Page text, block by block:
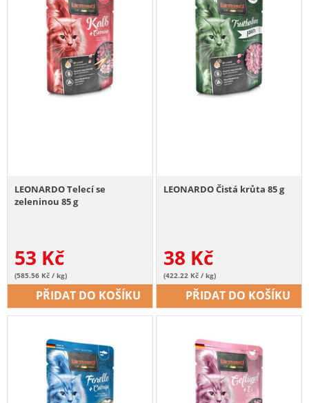
LEONARDO Telecí se
zeleninou 85 g
53 Kč
(585.56 Kč / kg)
PŘIDAT DO KOŠÍKU
LEONARDO Čistá krůta 85 g
38 Kč
(422.22 Kč / kg)
PŘIDAT DO KOŠÍKU